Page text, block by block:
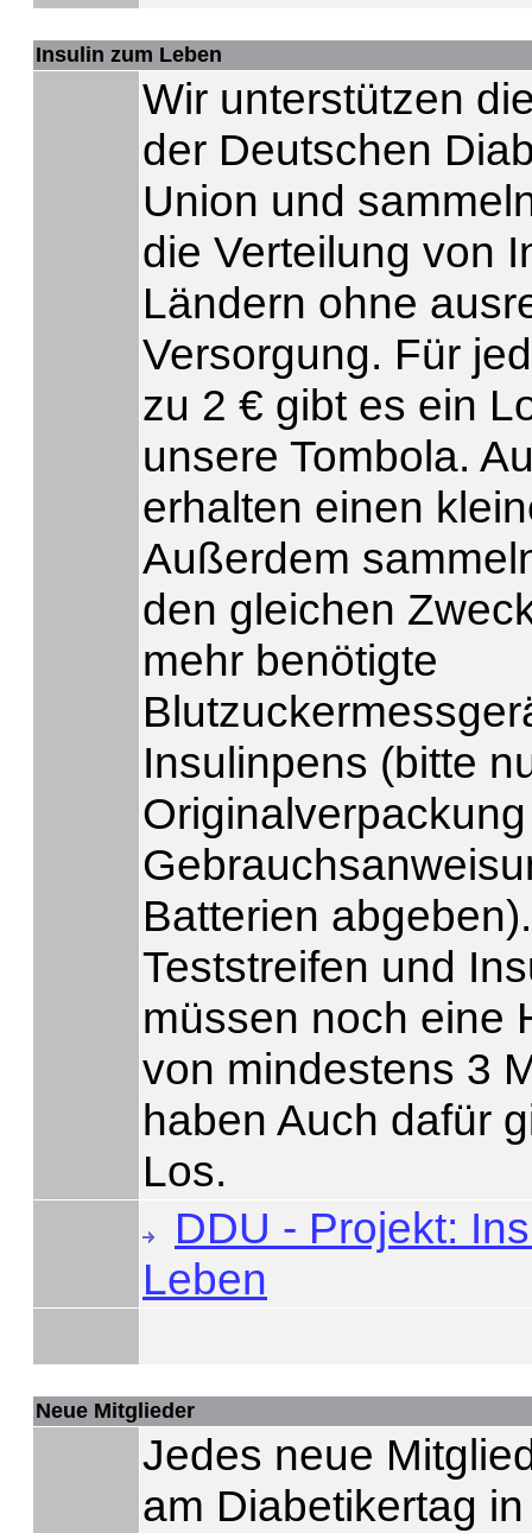
Insulin zum Leben
Wir unterstützen
der Deutschen
Union und
die Verteilung von
Ländern ohne
Versorgung. Für
zu 2 € gibt es ein
unsere Tombola.
erhalten einen
Außerdem
den gleichen
mehr benötigte
Insulinpens (bitte
Batterien abgeben).
Teststreifen und
müssen noch eine
von mindestens 3
haben Auch dafür
Los.
DDU - Projekt:
Leben
Neue Mitglieder
Jedes neue
am Diabetikertag